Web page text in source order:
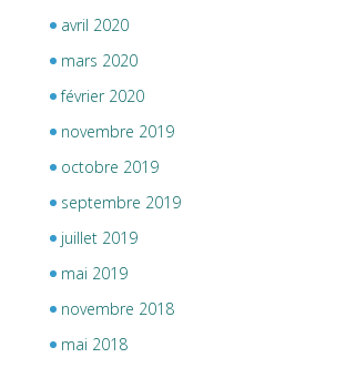
avril 2020
mars 2020
février 2020
novembre 2019
octobre 2019
septembre 2019
juillet 2019
mai 2019
novembre 2018
mai 2018